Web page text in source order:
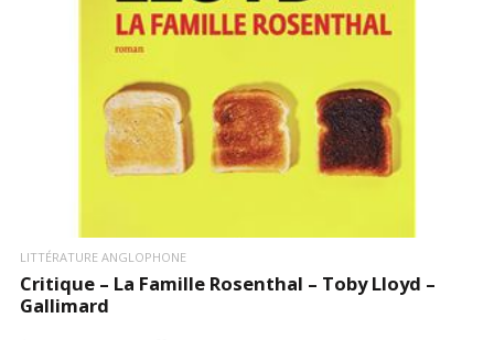
LIRE LA SUITE
LITTÉRATURE ANGLOPHONE
Critique – La Famille Rosenthal – Toby Lloyd –
Gallimard